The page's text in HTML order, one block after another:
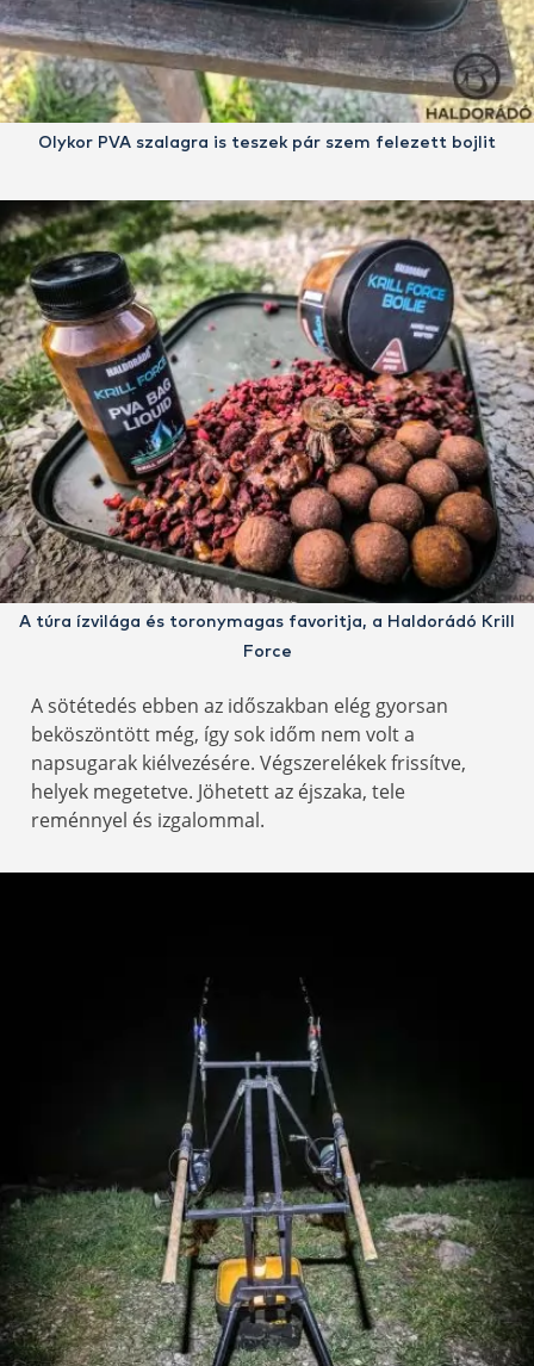
Olykor PVA szalagra is teszek pár szem felezett bojlit
A túra ízvilága és toronymagas favoritja, a Haldorádó Krill
Force
A sötétedés ebben az időszakban elég gyorsan
beköszöntött még, így sok időm nem volt a
napsugarak kiélvezésére. Végszerelékek frissítve,
helyek megetetve. Jöhetett az éjszaka, tele
reménnyel és izgalommal.